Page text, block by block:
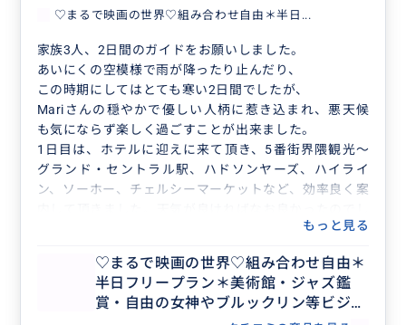
♡まるで映画の世界♡組み合わせ自由＊半日...
家族3人、2日間のガイドをお願いしました。
あいにくの空模様で雨が降ったり止んだり、
この時期にしてはとても寒い2日間でしたが、
Mariさんの穏やかで優しい人柄に惹き込まれ、悪天候
も気にならず楽しく過ごすことが出来ました。
1日目は、ホテルに迎えに来て頂き、5番街界隈観光～
グランド・セントラル駅、ハドソンヤーズ、ハイライ
ン、ソーホー、チェルシーマーケットなど、効率良く案
ょうが、雨のおかげで?!どこも空いていて人混みのスト
最後は自由の女神のフェリー乗り場まで連れて行って頂
き、この日は解散しました。
自由の女神は、上陸＆台座まで行きたかったので(事前
もっと見る
♡まるで映画の世界♡組み合わせ自由＊
半日フリープラン＊美術館・ジャズ鑑
賞・自由の女神やブルックリン等ビジネ